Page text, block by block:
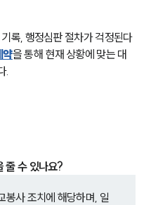
록, 행정심판 절차가 걱정된다
약을 통해 현재 상황에 맞는 대
.
줄 수 있나요?
봉사 조치에 해당하며, 일